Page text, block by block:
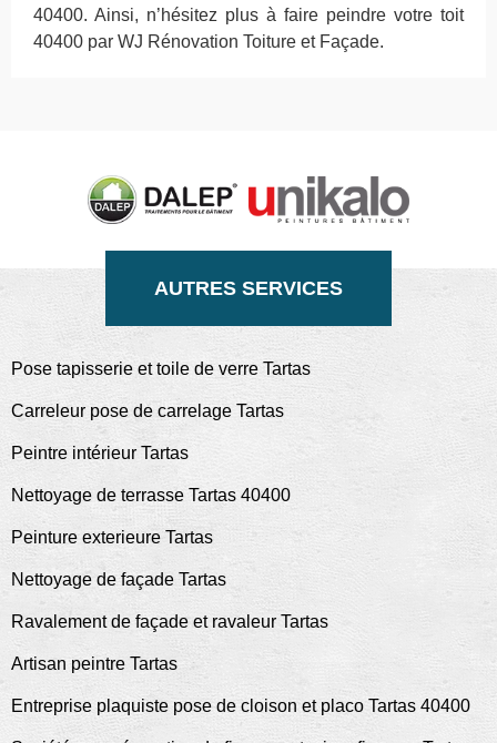
40400. Ainsi, n’hésitez plus à faire peindre votre toit
40400 par WJ Rénovation Toiture et Façade.
AUTRES SERVICES
Pose tapisserie et toile de verre Tartas
Carreleur pose de carrelage Tartas
Peintre intérieur Tartas
Nettoyage de terrasse Tartas 40400
Peinture exterieure Tartas
Nettoyage de façade Tartas
Ravalement de façade et ravaleur Tartas
Artisan peintre Tartas
Entreprise plaquiste pose de cloison et placo Tartas 40400